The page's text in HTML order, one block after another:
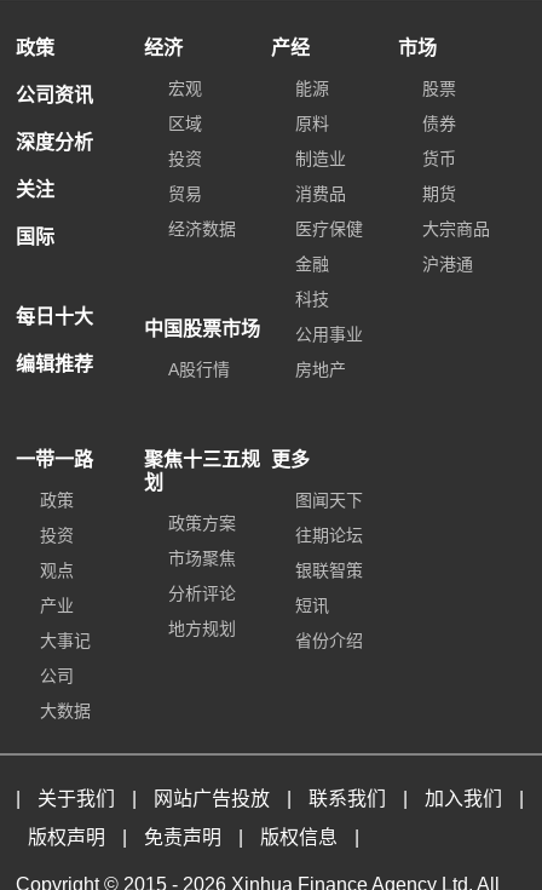
政策
公司资讯
深度分析
关注
国际
每日十大
编辑推荐
经济
宏观
区域
投资
贸易
经济数据
中国股票市场
A股行情
产经
能源
原料
制造业
消费品
医疗保健
金融
科技
公用事业
房地产
市场
股票
债券
货币
期货
大宗商品
沪港通
一带一路
政策
投资
观点
产业
大事记
公司
大数据
聚焦十三五规
划
政策方案
市场聚焦
分析评论
地方规划
更多
图闻天下
往期论坛
银联智策
短讯
省份介绍
关于我们 网站广告投放 联系我们 加入我们
版权声明
免责声明 版权信息
Copyright © 2015 - 2026 Xinhua Finance Agency Ltd. All